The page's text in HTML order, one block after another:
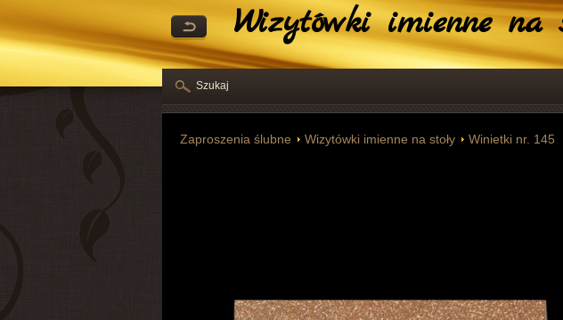
Wizytówki imienne na
Zaproszenia ślubne Wizytówki imienne na stoły Winietki nr. 145
Szukaj